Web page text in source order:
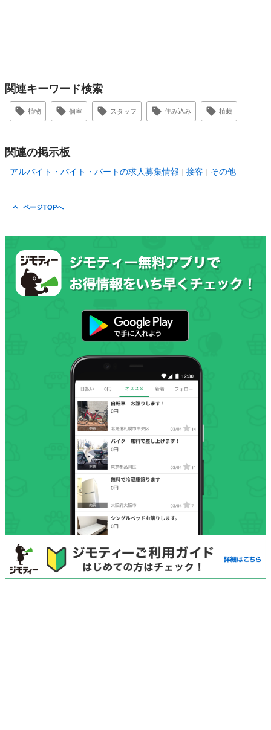
関連キーワード検索
植物 個室 スタッフ 住み込み 植栽
関連の掲示板
アルバイト・バイト・パートの求人募集情報 接客 その他
ページTOPへ